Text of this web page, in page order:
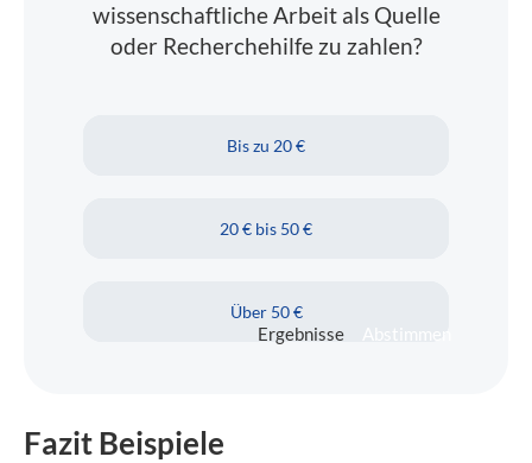
wissenschaftliche Arbeit als Quelle
oder Recherchehilfe zu zahlen?
Bis zu 20 €
20 € bis 50 €
Über 50 €
Ergebnisse Abstimmen
Fazit Beispiele